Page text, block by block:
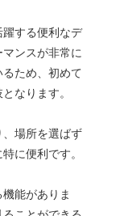
する便利なデ
ンスが非常に
ため、初めて
なります。
場所を選ばず
に便利です。
能がありま